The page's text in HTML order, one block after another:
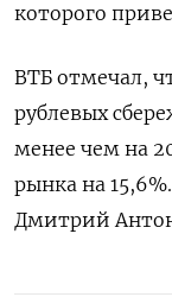
которого
ВТБ отмечал,
рублевых
менее чем на
рынка на
Дмитрий